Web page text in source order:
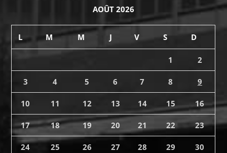
AOÛT 2026
L M M J V S D
1 2
3 4 5 6 7 8 9
10 11 12 13 14 15 16
17 18 19 20 21 22 23
24 25 26 27 28 29 30